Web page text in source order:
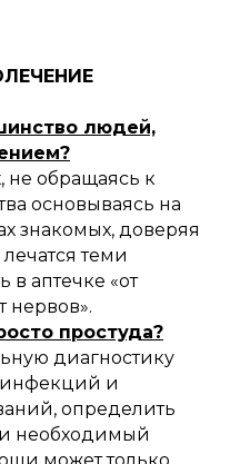
людей,
не обращаясь к
основываясь на
знакомых, доверяя
теми
в аптечке «от
нервов».
простуда?
диагностику
инфекций и
определить
и необходимый